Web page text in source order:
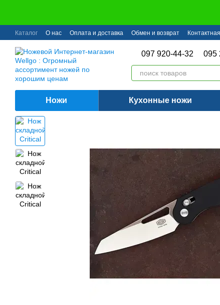
Каталог О нас Оплата и доставка Обмен и возврат
097 920-44-32 095
Ножи Кухонные ножи